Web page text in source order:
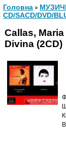
Головна »
CD/SACD/DVD/
Callas,
Divina (2CD)